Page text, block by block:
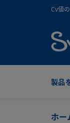
text.skipToContent
Cv値
製品
ホー